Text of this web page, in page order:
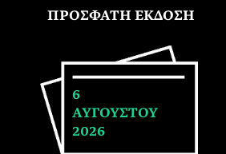
ΠΡΟΣΦΑΤΗ ΕΚΔΟΣΗ
6
ΑΥΓΟΥΣΤΟΥ
2026